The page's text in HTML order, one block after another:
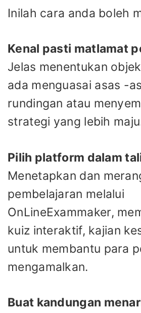
Inilah cara anda boleh
Kenal pasti matlamat
Jelas menentukan
ada menguasai asas -
rundingan atau
strategi yang lebih
Pilih platform dalam
Menetapkan dan
pembelajaran melalui
OnLineExammaker,
kuiz interaktif, kajian
untuk membantu para
mengamalkan.
Buat kandungan